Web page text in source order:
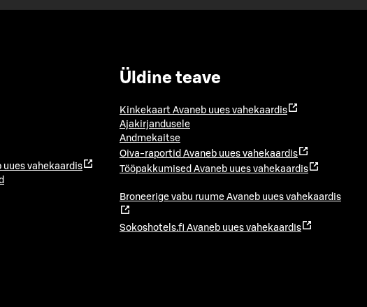
uues vahekaardis
Üldine teave
Kinkekaart Avaneb uues vahekaardis
Ajakirjandusele
Andmekaitse
Oiva-raportid Avaneb uues vahekaardis
Tööpakkumised Avaneb uues vahekaardis
Broneerige vabu ruume Avaneb uues vahekaardis
Sokoshotels.fi Avaneb uues vahekaardis